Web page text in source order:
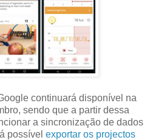
continuará disponível na
sendo que a partir dessa
a sincronização de dados
possível exportar os projectos